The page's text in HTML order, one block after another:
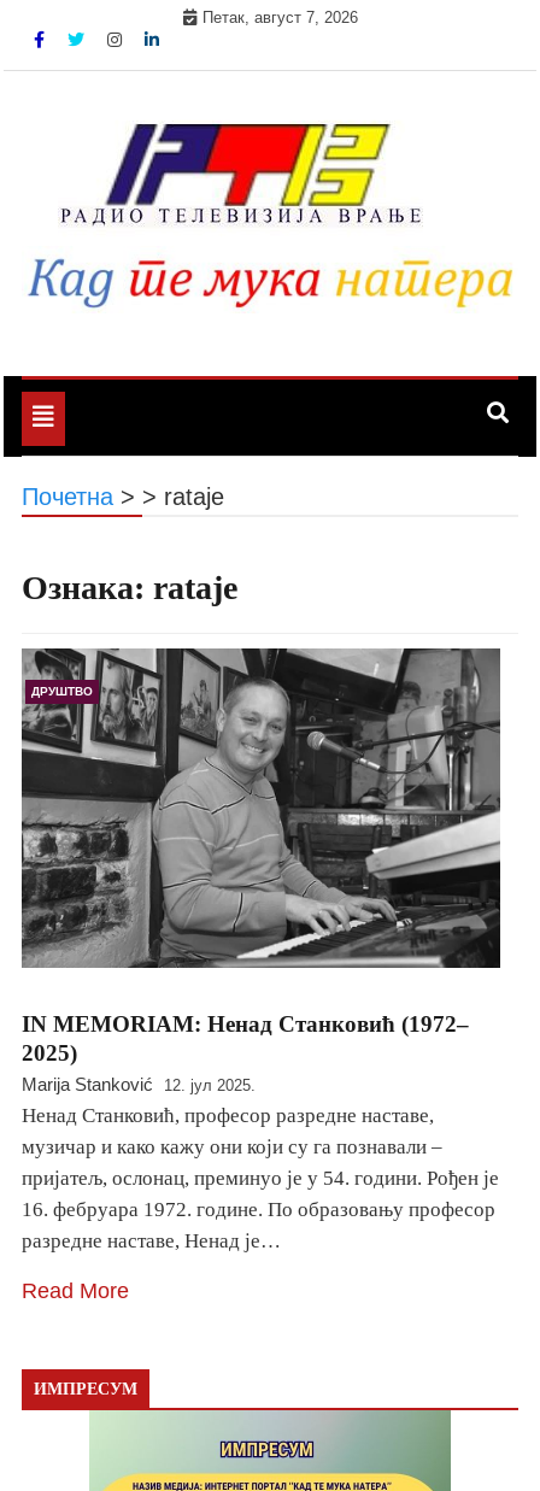
Петак, август 7, 2026
Toggle
navigation
Почетна > > rataje
Ознака: rataje
ДРУШТВО
IN MEMORIAM: Ненад Станковић (1972–
2025)
Marija Stanković 12. јул 2025.
Ненад Станковић, професор разредне наставе,
музичар и како кажу они који су га познавали –
пријатељ, ослонац, преминуо је у 54. години. Рођен је
16. фебруара 1972. године. По образовању професор
разредне наставе, Ненад је…
Read More
ИМПРЕСУМ